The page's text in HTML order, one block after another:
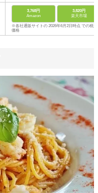
3,768円
Amazon
3,820円
楽天市場
※各社通販サイトの 2026年6月2日時点 での税込
価格